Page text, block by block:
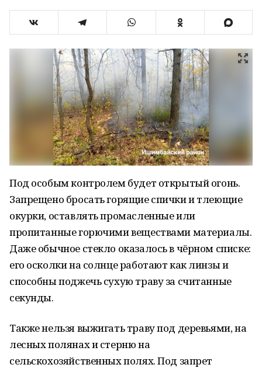
Под особым контролем будет открытый огонь.
Запрещено бросать горящие спички и тлеющие
окурки, оставлять промасленные или
пропитанные горючими веществами материалы.
Даже обычное стекло оказалось в чёрном списке:
его осколки на солнце работают как линзы и
способны поджечь сухую траву за считанные
секунды.
Также нельзя выжигать траву под деревьями, на
лесных полянах и стерню на
сельскохозяйственных полях. Под запрет